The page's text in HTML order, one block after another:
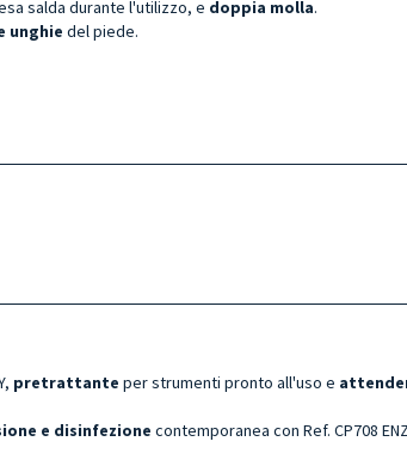
salda durante l'utilizzo, e doppia molla.
unghie del piede.
pretrattante per strumenti pronto all'uso e
e disinfezione contemporanea con Ref. CP708